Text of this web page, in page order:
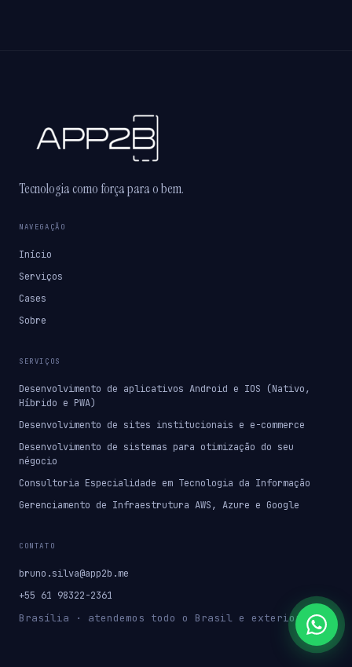
Tecnologia como força para o bem.
NAVEGAÇÃO
Início
Serviços
Cases
Sobre
SERVIÇOS
Desenvolvimento de aplicativos Android e IOS (Nativo,
Híbrido e PWA)
Desenvolvimento de sites institucionais e e-commerce
Desenvolvimento de sistemas para otimização do seu
négocio
Consultoria Especialidade em Tecnologia da Informação
Gerenciamento de Infraestrutura AWS, Azure e Google
CONTATO
bruno.silva@app2b.me
+55 61 98322-2361
Brasília · atendemos todo o Brasil e exterior